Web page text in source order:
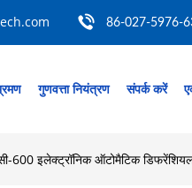
86-027-5976-
गुणवत्ता नियंत्रण संपर्क करें
600 इलेक्ट्रॉनिक ऑटोमैटिक डिफरेंशियल